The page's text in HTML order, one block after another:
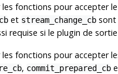
fonctions pour accepter
et stream_change_cb sont
requise si le plugin de
fonctions pour accepter
, commit_prepared_cb